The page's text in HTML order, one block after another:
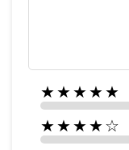
★★★★★
★★★★☆
Creeaza
Numele listei de